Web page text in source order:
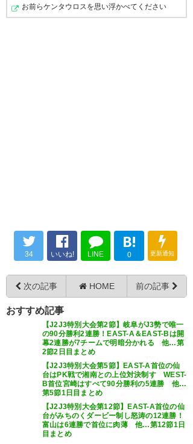
勝利おめでとう
やっぱり相手が4バックだとやり
やすそう。#栃木シティ
— Jyabuo (jabuo35)
2026, 5月
16
ナイスゲーム！
勝ってても攻め続けて最高の試
合でした！
シティ
お前らケンタウロスを思い浮かべてください
34 いいね! LINE
B!
0 更新通知
次の記事 HOME 前の記事
おすすめ記事
【J2J3特別大会第2節】岐阜がJ3勢で唯一
の90分勝利2連勝！EAST-A＆EAST-Bは開
幕2連勝が7チームで明暗分かれる 他…第
2節2日目まとめ
【J2J3特別大会第5節】EAST-A首位の仙
台はPK戦で湘南との上位対決制す WEST-
B首位宮崎はすべて90分勝利の5連勝 他…
第5節1日目まとめ
【J2J3特別大会第12節】EAST-A首位の仙
台がみちのくダービー制し怒涛の12連勝！
富山は6連勝で首位に肉薄 他…第12節1日
目まとめ